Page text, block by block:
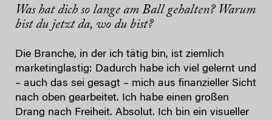
Was hat dich so lange am Ball gehalten? Warum
bist du jetzt da, wo du bist?
Die Branche, in der ich tätig bin, ist ziemlich
marketinglastig: Dadurch habe ich viel gelernt und
– auch das sei gesagt – mich aus finanzieller Sicht
nach oben gearbeitet. Ich habe einen großen
Drang nach Freiheit. Absolut. Ich bin ein visueller